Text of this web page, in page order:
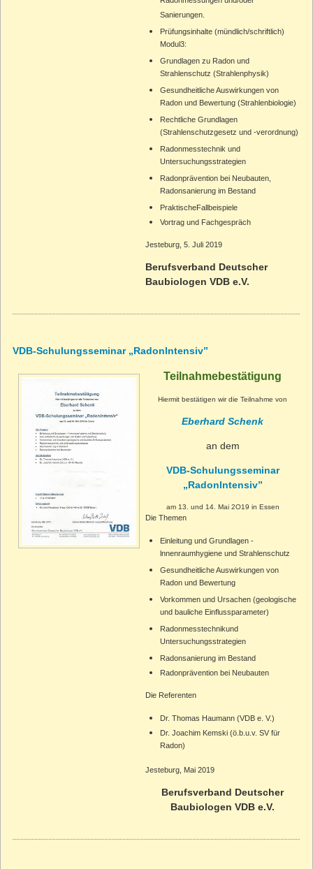
Sanierungen.
Prüfungsinhalte (mündlich/schriftlich)
Modul3:
Grundlagen zu Radon und
Strahlenschutz (Strahlenphysik)
Gesundheitliche Auswirkungen von
Radon und Bewertung (Strahlenbiologie)
Rechtliche Grundlagen
(Strahlenschutzgesetz und -verordnung)
Radonmesstechnik und
Untersuchungsstrategien
Radonprävention bei Neubauten,
Radonsanierung im Bestand
PraktischeFallbeispiele
Vortrag und Fachgespräch
Jesteburg, 5. Juli 2019
Berufsverband Deutscher
Baubiologen VDB e.V.
VDB-Schulungsseminar „Radonlntensiv”
Teilnahmebestätigung
Hiermit bestätigen wir die Teilnahme von
Eberhard Schenk
an dem
VDB-Schulungsseminar
„Radonlntensiv”
am 13. und 14. Mai 2O19 in Essen
Die Themen
Einleitung und Grundlagen -
lnnenraumhygiene und Strahlenschutz
Gesundheitliche Auswirkungen von
Radon und Bewertung
Vorkommen und Ursachen (geologische
und bauliche Einflussparameter)
Radonmesstechnikund
Untersuchungsstrategien
Radonsanierung im Bestand
Radonprävention bei Neubauten
Die Referenten
Dr. Thomas Haumann (VDB e. V.)
Dr. Joachim Kemski (ö.b.u.v. SV für
Radon)
Jesteburg, Mai 2019
Berufsverband Deutscher
Baubiologen VDB e.V.